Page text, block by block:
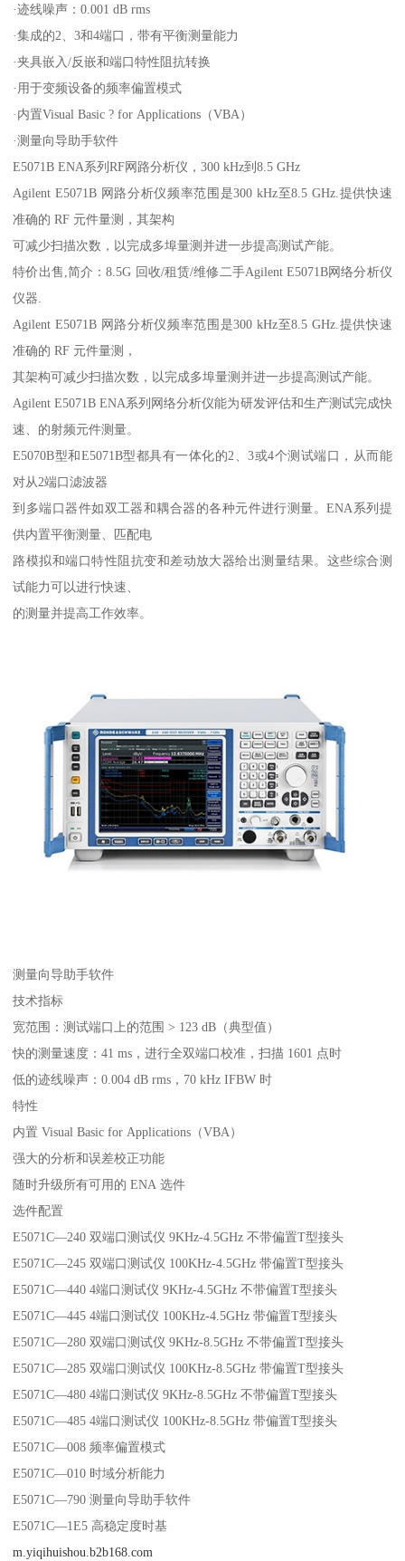
·迹线噪声：0.001 dB rms
·集成的2、3和4端口，带有平衡测量能力
·夹具嵌入/反嵌和端口特性阻抗转换
·用于变频设备的频率偏置模式
·内置Visual Basic ? for Applications（VBA）
·测量向导助手软件
E5071B ENA系列RF网路分析仪，300 kHz到8.5 GHz
Agilent E5071B 网路分析仪频率范围是300 kHz至8.5 GHz.提供快速
准确的 RF 元件量测，其架构
可减少扫描次数，以完成多埠量测并进一步提高测试产能。
特价出售,简介：8.5G 回收/租赁/维修二手Agilent E5071B网络分析仪
仪器.
Agilent E5071B 网路分析仪频率范围是300 kHz至8.5 GHz.提供快速
准确的 RF 元件量测，
其架构可减少扫描次数，以完成多埠量测并进一步提高测试产能。
Agilent E5071B ENA系列网络分析仪能为研发评估和生产测试完成快
速、的射频元件测量。
E5070B型和E5071B型都具有一体化的2、3或4个测试端口，从而能
对从2端口滤波器
到多端口器件如双工器和耦合器的各种元件进行测量。ENA系列提
供内置平衡测量、匹配电
路模拟和端口特性阻抗变和差动放大器给出测量结果。这些综合测
试能力可以进行快速、
的测量并提高工作效率。
测量向导助手软件
技术指标
宽范围：测试端口上的范围 > 123 dB（典型值）
快的测量速度：41 ms，进行全双端口校准，扫描 1601 点时
低的迹线噪声：0.004 dB rms，70 kHz IFBW 时
特性
内置 Visual Basic for Applications（VBA）
强大的分析和误差校正功能
随时升级所有可用的 ENA 选件
选件配置
E5071C—240 双端口测试仪 9KHz-4.5GHz 不带偏置T型接头
E5071C—245 双端口测试仪 100KHz-4.5GHz 带偏置T型接头
E5071C—440 4端口测试仪 9KHz-4.5GHz 不带偏置T型接头
E5071C—445 4端口测试仪 100KHz-4.5GHz 带偏置T型接头
E5071C—280 双端口测试仪 9KHz-8.5GHz 不带偏置T型接头
E5071C—285 双端口测试仪 100KHz-8.5GHz 带偏置T型接头
E5071C—480 4端口测试仪 9KHz-8.5GHz 不带偏置T型接头
E5071C—485 4端口测试仪 100KHz-8.5GHz 带偏置T型接头
E5071C—008 频率偏置模式
E5071C—010 时域分析能力
E5071C—790 测量向导助手软件
E5071C—1E5 高稳定度时基
m.yiqihuishou.b2b168.com